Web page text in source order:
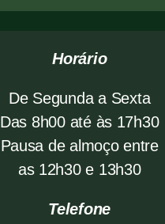
Horário
De Segunda a Sexta
Das 8h00 até às 17h30
Pausa de almoço entre
as 12h30 e 13h30
Telefone